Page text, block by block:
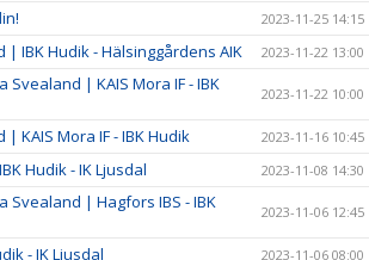
2023-11-25 14:15
| IBK Hudik - Hälsinggårdens AIK 2023-11-22 13:00
Svealand | KAIS Mora IF - IBK
2023-11-22 10:00
KAIS Mora IF - IBK Hudik 2023-11-16 10:45
Hudik - IK Ljusdal 2023-11-08 14:30
Svealand | Hagfors IBS - IBK
2023-11-06 12:45
- IK Ljusdal 2023-11-06 08:00